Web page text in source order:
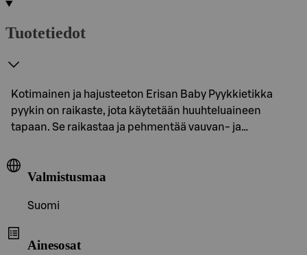
Tuotetiedot
Kotimainen ja hajusteeton Erisan Baby Pyykkietikka
pyykin on raikaste, jota käytetään huuhteluaineen
tapaan. Se raikastaa ja pehmentää vauvan- ja…
Valmistusmaa
Suomi
Ainesosat